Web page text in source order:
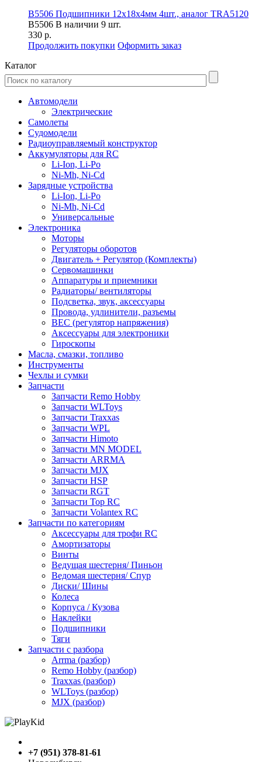
B5506 Подшипники 12x18x4мм 4шт., аналог TRA5120
B5506 В наличии 9 шт.
330 р.
Продолжить покупки Оформить заказ
Каталог
Автомодели
Электрические
Самолеты
Судомодели
Радиоуправляемый конструктор
Аккумуляторы для RC
Li-Ion, Li-Po
Ni-Mh, Ni-Cd
Зарядные устройства
Li-Ion, Li-Po
Ni-Mh, Ni-Cd
Универсальные
Электроника
Моторы
Регуляторы оборотов
Двигатель + Регулятор (Комплекты)
Сервомашинки
Аппаратуры и приемники
Радиаторы/ вентиляторы
Подсветка, звук, аксессуары
Провода, удлинители, разъемы
BEC (регулятор напряжения)
Аксессуары для электроники
Гироскопы
Масла, смазки, топливо
Инструменты
Чехлы и сумки
Запчасти
Запчасти Remo Hobby
Запчасти WLToys
Запчасти Traxxas
Запчасти WPL
Запчасти Himoto
Запчасти MN MODEL
Запчасти ARRMA
Запчасти MJX
Запчасти HSP
Запчасти RGT
Запчасти Top RC
Запчасти Volantex RC
Запчасти по категориям
Аксессуары для трофи RC
Амортизаторы
Винты
Ведущая шестерня/ Пиньон
Ведомая шестерня/ Спур
Диски/ Шины
Колеса
Корпуса / Кузова
Наклейки
Подшипники
Тяги
Запчасти с разбора
Arrma (разбор)
Remo Hobby (разбор)
Traxxas (разбор)
WLToys (разбор)
MJX (разбор)
+7 (951) 378-81-61